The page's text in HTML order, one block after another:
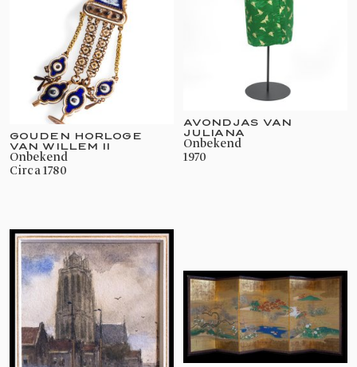
GOUDEN HORLOGE
VAN WILLEM II
onbekend
circa 1780
AVONDJAS VAN
JULIANA
onbekend
1970